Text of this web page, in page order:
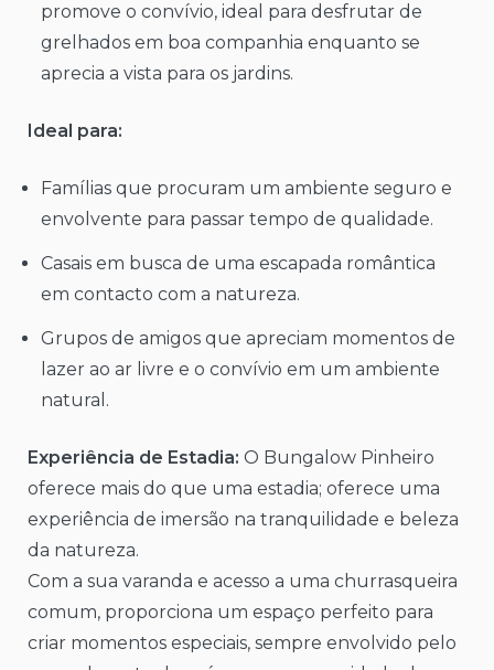
promove o convívio, ideal para desfrutar de
grelhados em boa companhia enquanto se
aprecia a vista para os jardins.
Ideal para:
Famílias que procuram um ambiente seguro e
envolvente para passar tempo de qualidade.
Casais em busca de uma escapada romântica
em contacto com a natureza.
Grupos de amigos que apreciam momentos de
lazer ao ar livre e o convívio em um ambiente
natural.
Experiência de Estadia: O Bungalow Pinheiro
oferece mais do que uma estadia; oferece uma
experiência de imersão na tranquilidade e beleza
da natureza.
Com a sua varanda e acesso a uma churrasqueira
comum, proporciona um espaço perfeito para
criar momentos especiais, sempre envolvido pelo